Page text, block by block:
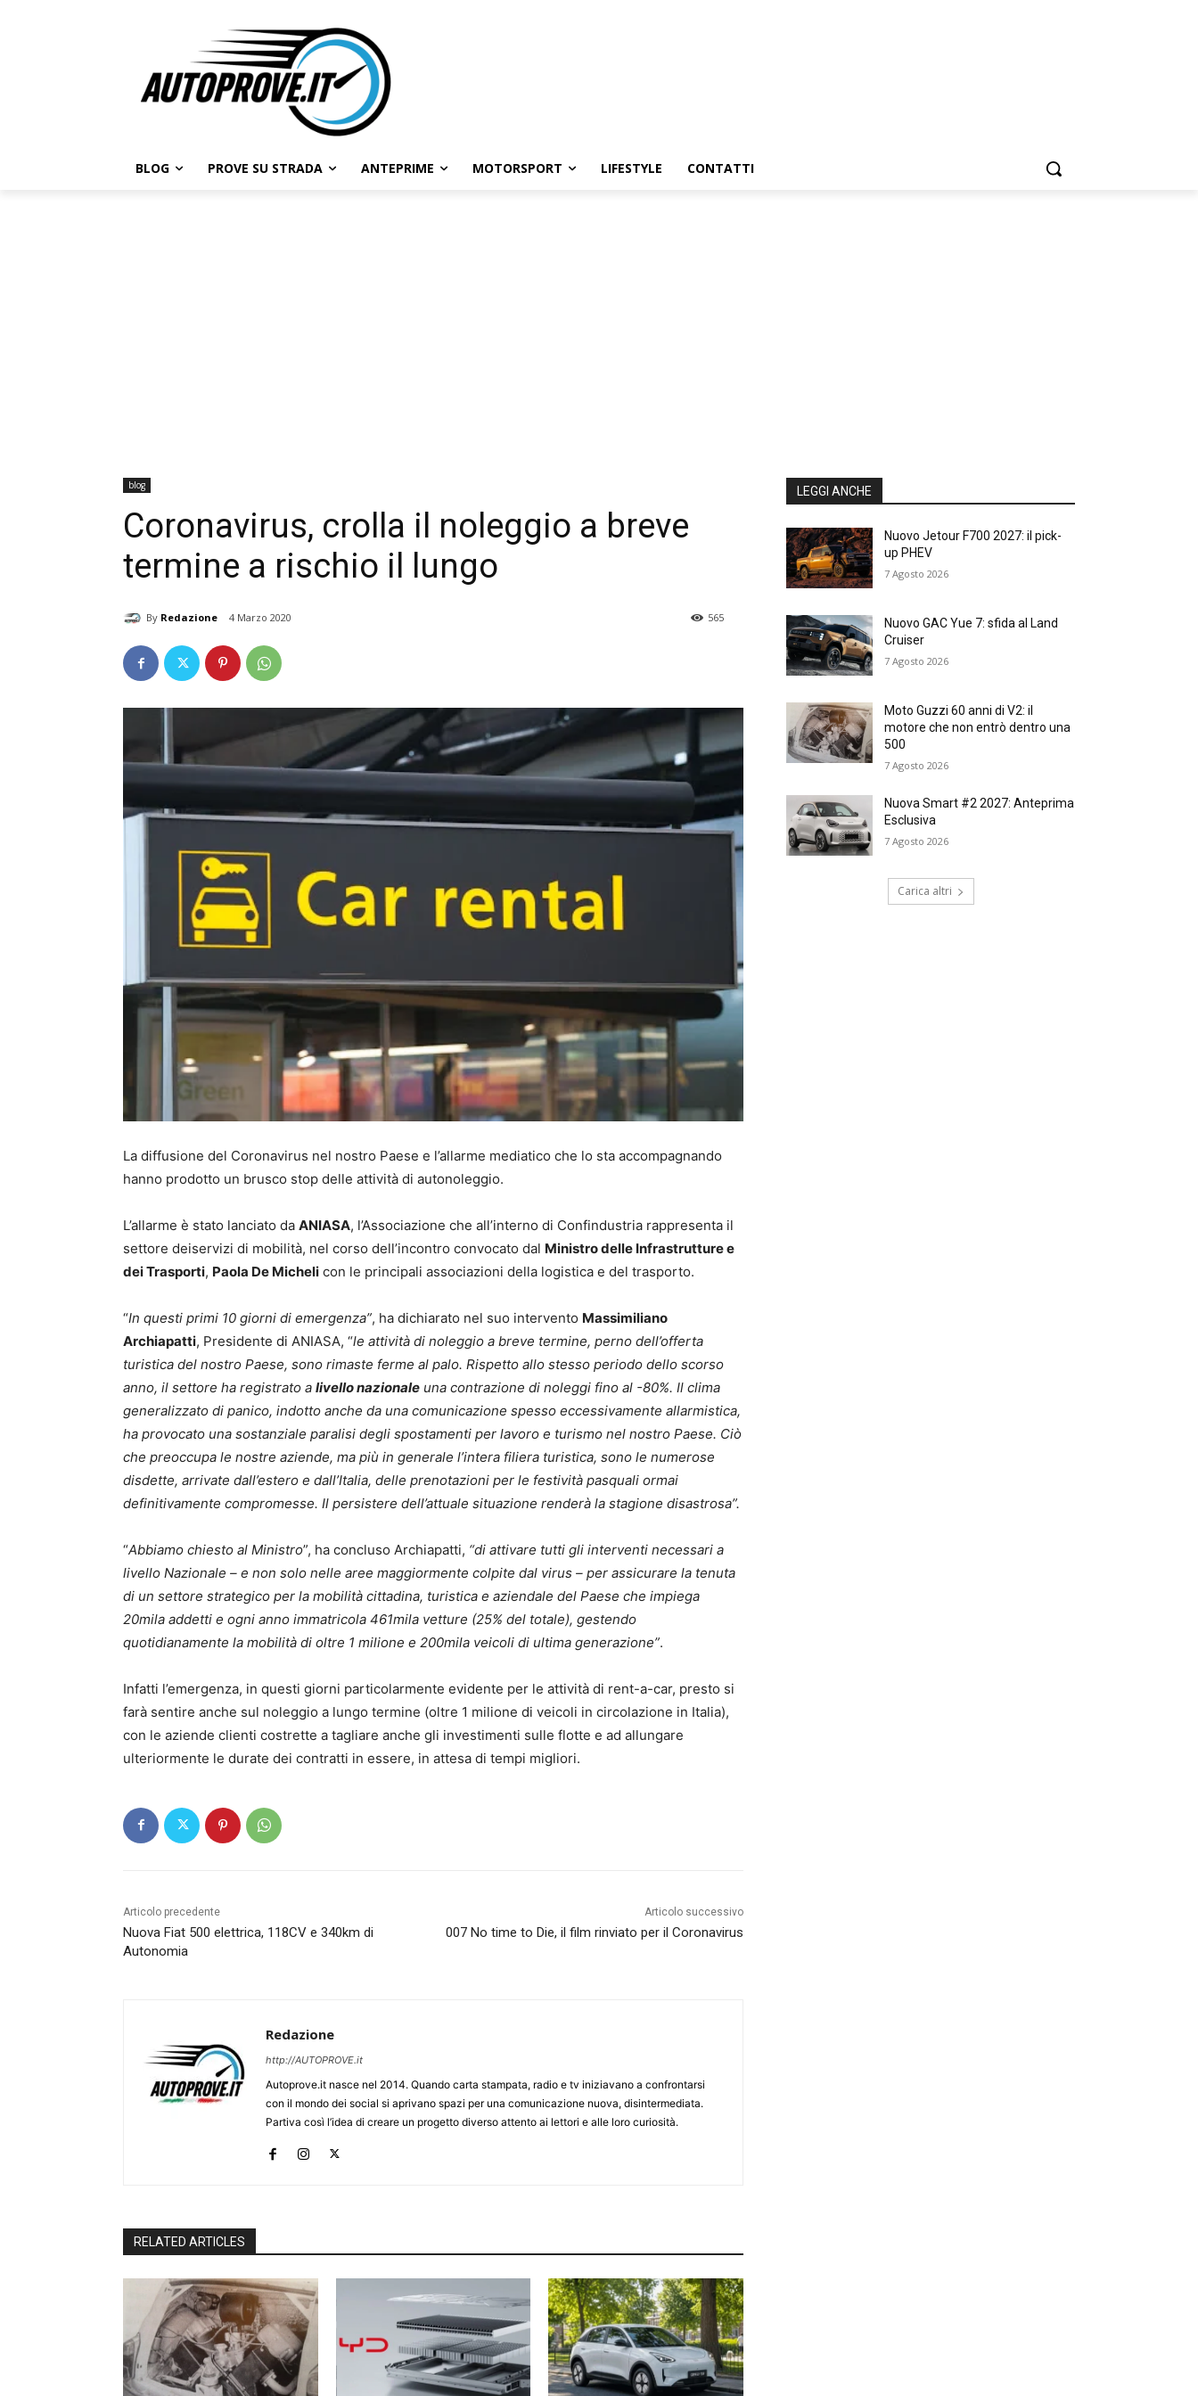
BLOG PROVE SU STRADA ANTEPRIME MOTORSPORT LIFESTYLE CONTATTI
blog
Coronavirus, crolla il noleggio a breve
termine a rischio il lungo
By Redazione 4 Marzo 2020 565
La diffusione del Coronavirus nel nostro Paese e l’allarme mediatico che lo sta accompagnando
hanno prodotto un brusco stop delle attività di autonoleggio.
L’allarme è stato lanciato da ANIASA, l’Associazione che all’interno di Confindustria rappresenta il
settore deiservizi di mobilità, nel corso dell’incontro convocato dal Ministro delle Infrastrutture e
dei Trasporti, Paola De Micheli con le principali associazioni della logistica e del trasporto.
“In questi primi 10 giorni di emergenza”, ha dichiarato nel suo intervento Massimiliano
Archiapatti, Presidente di ANIASA, “le attività di noleggio a breve termine, perno dell’offerta
turistica del nostro Paese, sono rimaste ferme al palo. Rispetto allo stesso periodo dello scorso
anno, il settore ha registrato a livello nazionale una contrazione di noleggi fino al -80%. Il clima
generalizzato di panico, indotto anche da una comunicazione spesso eccessivamente allarmistica,
ha provocato una sostanziale paralisi degli spostamenti per lavoro e turismo nel nostro Paese. Ciò
che preoccupa le nostre aziende, ma più in generale l’intera filiera turistica, sono le numerose
disdette, arrivate dall’estero e dall’Italia, delle prenotazioni per le festività pasquali ormai
definitivamente compromesse. Il persistere dell’attuale situazione renderà la stagione disastrosa”.
“Abbiamo chiesto al Ministro”, ha concluso Archiapatti, “di attivare tutti gli interventi necessari a
livello Nazionale – e non solo nelle aree maggiormente colpite dal virus – per assicurare la tenuta
di un settore strategico per la mobilità cittadina, turistica e aziendale del Paese che impiega
20mila addetti e ogni anno immatricola 461mila vetture (25% del totale), gestendo
quotidianamente la mobilità di oltre 1 milione e 200mila veicoli di ultima generazione”.
Infatti l’emergenza, in questi giorni particolarmente evidente per le attività di rent-a-car, presto si
farà sentire anche sul noleggio a lungo termine (oltre 1 milione di veicoli in circolazione in Italia),
con le aziende clienti costrette a tagliare anche gli investimenti sulle flotte e ad allungare
ulteriormente le durate dei contratti in essere, in attesa di tempi migliori.
Articolo precedente
Nuova Fiat 500 elettrica, 118CV e 340km di
Autonomia
Articolo successivo
007 No time to Die, il film rinviato per il Coronavirus
Redazione
http://AUTOPROVE.it
Autoprove.it nasce nel 2014. Quando carta stampata, radio e tv iniziavano a confrontarsi
con il mondo dei social si aprivano spazi per una comunicazione nuova, disintermediata.
Partiva così l’idea di creare un progetto diverso attento ai lettori e alle loro curiosità.
RELATED ARTICLES
LEGGI ANCHE
Nuovo Jetour F700 2027: il pick-
up PHEV
7 Agosto 2026
Nuovo GAC Yue 7: sfida al Land
Cruiser
7 Agosto 2026
Moto Guzzi 60 anni di V2: il
motore che non entrò dentro una
500
7 Agosto 2026
Nuova Smart #2 2027: Anteprima
Esclusiva
7 Agosto 2026
Carica altri